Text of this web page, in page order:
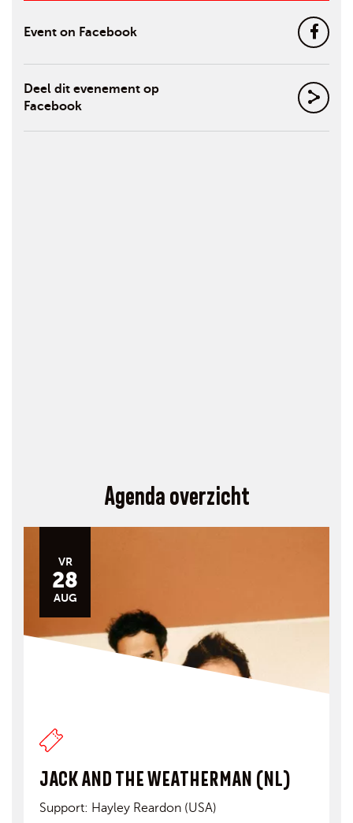
Event on Facebook
Deel dit evenement op
Facebook
Agenda overzicht
VR
28
AUG
JACK AND THE WEATHERMAN (NL)
Support: Hayley Reardon (USA)